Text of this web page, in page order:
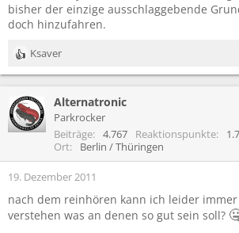
bisher der einzige ausschlaggebende
doch hinzufahren.
R
e
k
t
i
n
e
:
Ksaver
Alternatronic
Parkrocker
Beiträge
4.767 Reaktionspunkte
Ort
Berlin / Thüringen
19. Dezember 2011
nach dem reinhören kann ich leider
verstehen was an denen so gut sein soll?